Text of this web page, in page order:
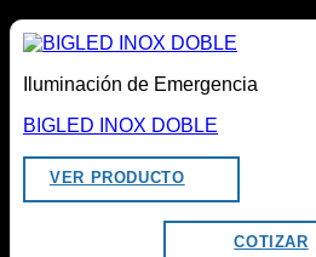
Iluminación de Emergencia
BIGLED INOX DOBLE
VER PRODUCTO
COTIZAR